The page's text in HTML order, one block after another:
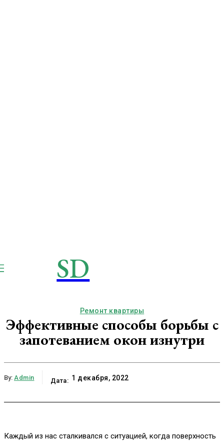
SD
Ремонт квартиры
Эффективные способы борьбы с
запотеванием окон изнутри
By: Admin Дата: 1 декабря, 2022
Каждый из нас сталкивался с ситуацией, когда поверхность